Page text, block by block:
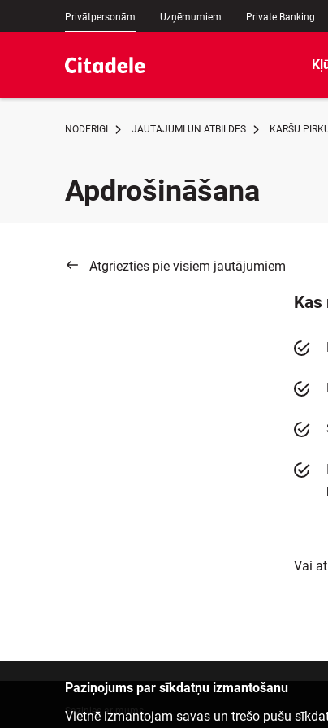
Privātpersonām Uzņēmumiem Private Banking
NODERĪGI JAUTĀJUMI UN ATBILDES KARŠU
Apdrošināšana
Atgriezties pie visiem jautājumiem
Vai
Paziņojums par sīkdatņu izmantošanu
Vietnē izmantojam savas un trešo pušu
Sazinies ar mums